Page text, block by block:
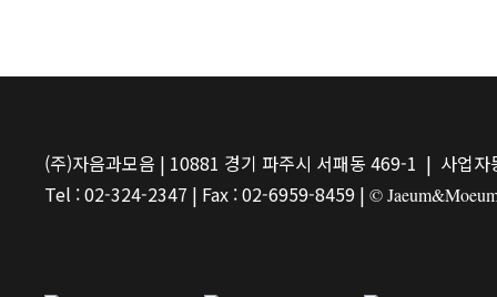
(주)자음과모음 | 10881 경기 파주시 서패동 469-1 | 사업
Tel : 02-324-2347 | Fax : 02-6959-8459 | ©